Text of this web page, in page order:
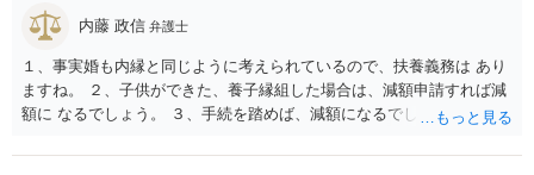
内藤 政信 弁護士
１、事実婚も内縁と同じように考えられているので、扶養義務は あり
ますね。 ２、子供ができた、養子縁組した場合は、減額申請すれば減
額に なるでしょう。 ３、手続を踏めば、減額になるでしょう。 ４、
しょう。 いろいろ議論のあるところですが、実務は上記のような運用